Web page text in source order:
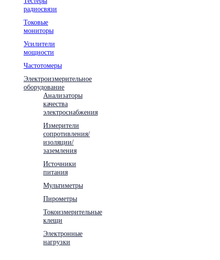
радиосвязи
Токовые
мониторы
Усилители
мощности
Частотомеры
Электроизмерительное
оборудование
Анализаторы
качества
электроснабжения
Измерители
сопротивления/
изоляции/
заземления
Источники
питания
Мультиметры
Пирометры
Токоизмерительные
клещи
Электронные
нагрузки